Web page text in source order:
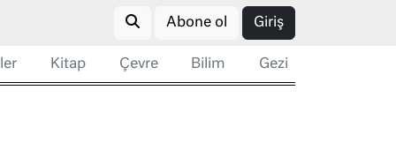
Abone ol Giriş
Kitap Çevre Bilim Gezi